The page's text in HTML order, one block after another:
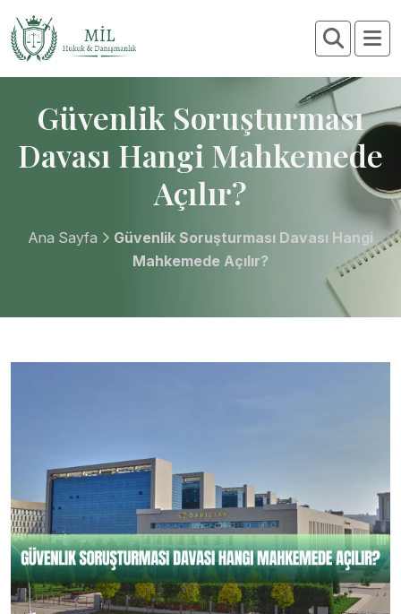
Güvenlik Soruşturması
Davası Hangi Mahkemede
Açılır?
Ana Sayfa
Güvenlik Soruşturması Davası Hangi
Mahkemede Açılır?